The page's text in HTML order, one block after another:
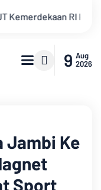
Keluarga Besar
9 Aug
2026
Jambi Ke
Sport